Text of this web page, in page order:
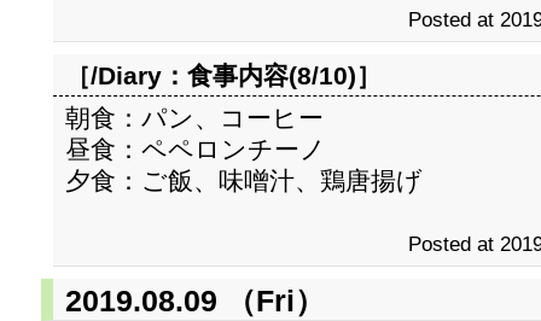
Posted at
［/Diary： 食事内容(8/10)］
朝食：パン、コーヒー
昼食：ペペロンチーノ
夕食：ご飯、味噌汁、鶏唐揚げ
Posted at
2019.08.09 （Fri）